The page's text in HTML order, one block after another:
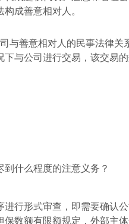
成善意相对人。
与善意相对人的民事法律关
与公司进行交易，该交易
什么程度的注意义务？
行形式审查，即需要确认
数额有限额规定，外部主